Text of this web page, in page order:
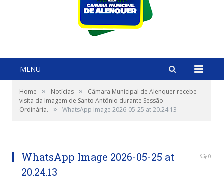
MENU
Home » Notícias »
Câmara Municipal de Alenquer recebe
visita da Imagem de Santo Antônio durante Sessão
Ordinária.
» WhatsApp Image 2026-05-25 at 20.24.13
WhatsApp Image 2026-05-25 at
20.24.13
0